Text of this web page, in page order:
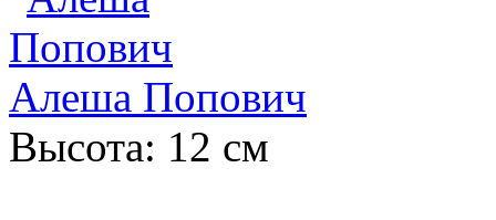
Алеша Попович
Высота: 12 см